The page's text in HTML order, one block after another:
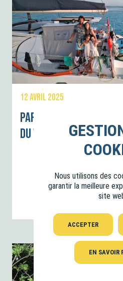
12 AVRIL 2025
Partir de Polynésie
du voyage ! – Une page
On avait ce rêve qui
en famille jusqu’en
LIRE LA SUITE
Nous utilisons des
garantir la meilleure
site
ACCEPTER
EN SAVOIR